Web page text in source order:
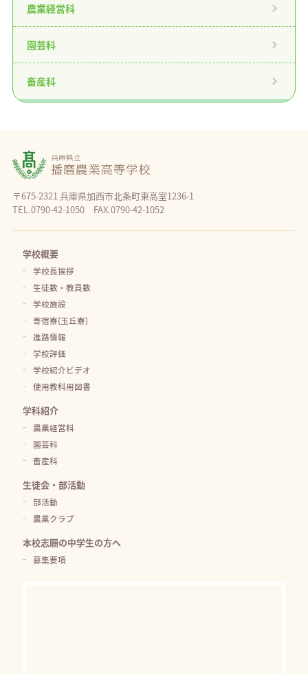
農業経営科
園芸科
畜産科
〒675-2321 兵庫県加西市北条町東高室1236-1
TEL.0790-42-1050 FAX.0790-42-1052
学校概要
学校長挨拶
生徒数・教員数
学校施設
寄宿寮(玉丘寮)
進路情報
学校評価
学校紹介ビデオ
使用教科用図書
学科紹介
農業経営科
園芸科
畜産科
生徒会・部活動
部活動
農業クラブ
本校志願の中学生の方へ
募集要項